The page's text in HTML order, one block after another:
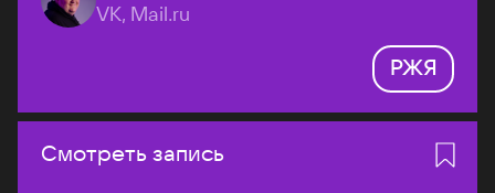
VK, Mail.ru
РЖЯ
Смотреть запись